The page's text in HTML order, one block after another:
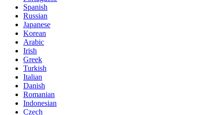
Spanish
Russian
Japanese
Korean
Arabic
Irish
Greek
Turkish
Italian
Danish
Romanian
Indonesian
Czech